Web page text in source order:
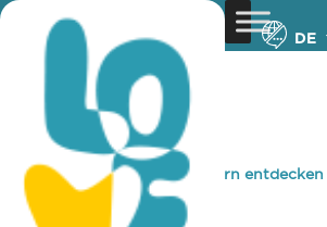
DE
You are here: Home »Zypern entdecken
JAMIE OLIVER KITCHEN